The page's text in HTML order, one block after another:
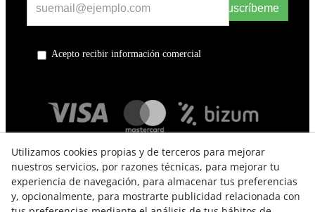
Suscríbeme
Acepto recibir información comercial
Utilizamos cookies propias y de terceros para mejorar
nuestros servicios, por razones técnicas, para mejorar tu
experiencia de navegación, para almacenar tus preferencias
y, opcionalmente, para mostrarte publicidad relacionada con